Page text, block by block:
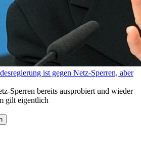
ist gegen Netz-Sperren, aber
Sperren bereits ausprobiert und wieder
gilt eigentlich